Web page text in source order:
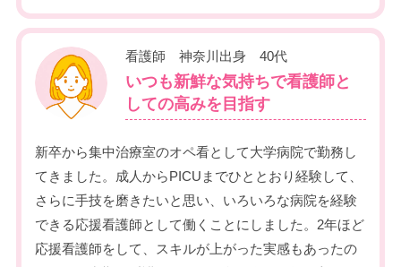
看護師 神奈川出身 40代
いつも新鮮な気持ちで看護師と
しての高みを目指す
新卒から集中治療室のオペ看として大学病院で勤務し
てきました。成人からPICUまでひととおり経験して、
さらに手技を磨きたいと思い、いろいろな病院を経験
できる応援看護師として働くことにしました。2年ほど
応援看護師をして、スキルが上がった実感もあったの